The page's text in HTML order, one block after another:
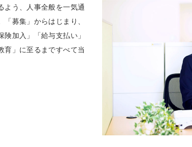
よう、人事全般を一気通
募集」からはじまり、
険加入」「給与支払い」
育」に至るまですべて当